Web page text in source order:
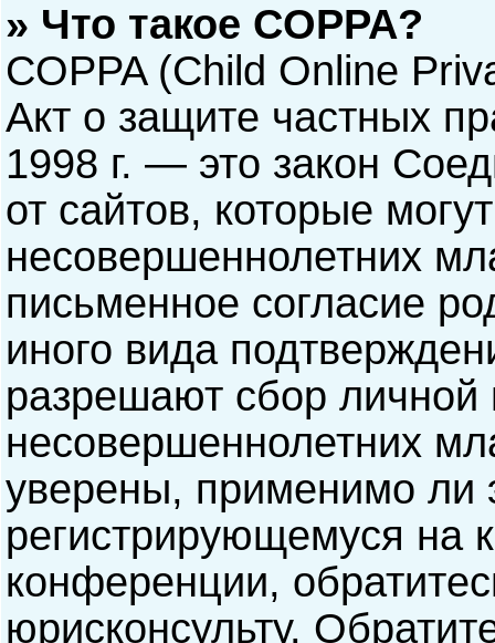
» Что такое COPPA?
COPPA (Child Online
Акт о защите частных
1998 г. — это закон
от сайтов, которые
несовершеннолетних
письменное согласие
иного вида
разрешают сбор
несовершеннолетних
уверены, применимо ли
регистрирующемуся на
конференции,
юрисконсульту.